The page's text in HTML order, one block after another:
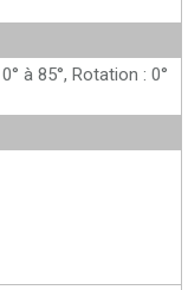
à 85°, Rotation : 0°